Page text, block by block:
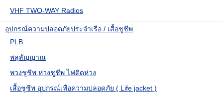
VHF TWO-WAY Radios
อุปกรณ์ความปลอดภัยประจำเรือ / เสื้อชูชีพ
PLB
พลุสัญญาณ
พวงชูชีพ ห่วงชูชีพ ไฟติดห่วง
เสื้อชูชีพ อุปกรณ์เพื่อความปลอดภัย ( Life jacket )